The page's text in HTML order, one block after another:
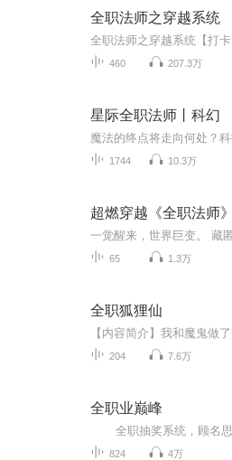
全职法师之穿越系统
460 207.3万
星际全职法师丨科幻
1744 10.3万
超燃穿越《全职法师》
65 1.3万
全职狐狸仙
204 7.6万
全职业巅峰
824 4万